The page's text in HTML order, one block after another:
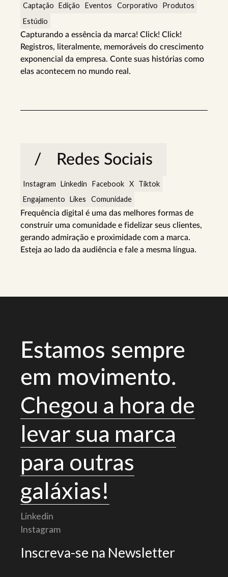
Captação Edição Eventos Corporativo
Produtos
Estúdio
Capturando a essência da marca! Click! Click!
Registros, literalmente, memoráveis do crescimento
exponencial da empresa. Conte suas histórias como
elas acontecem no mundo real.
Redes Sociais
Instagram Linkedin Facebook X
Tiktok
Engajamento
Likes Comunidade
Frequência digital é uma das melhores formas de
construir uma comunidade e fidelizar seus clientes,
gerando admiração e proximidade com a marca.
Esteja ao lado da audiência e fale a mesma língua.
Estamos sempre
em movimento.
Chegou a hora de
levar sua marca
para outras
galáxias!
Linkedin
Instagram
Inscreva-se na Newsletter